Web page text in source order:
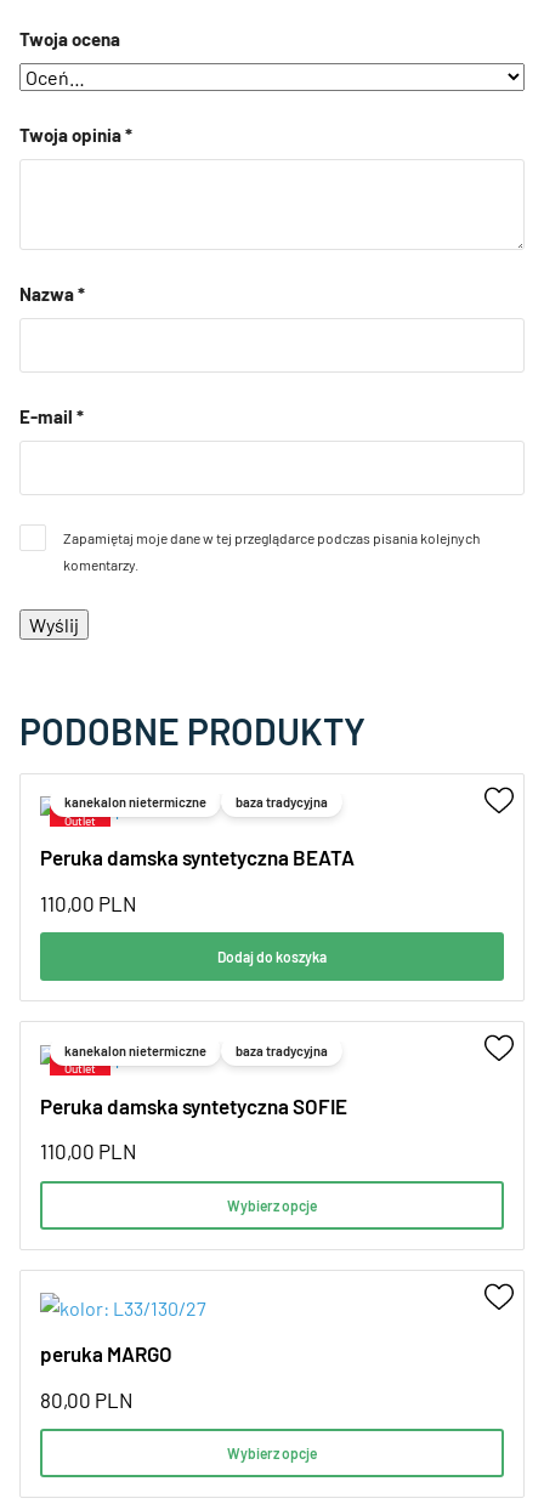
Twoja ocena
Twoja opinia*
Nazwa*
E-mail *
Zapamiętaj moje dane w tej przeglądarce podczas pisania kolejnych
komentarzy.
PODOBNE PRODUKTY
kanekalon nietermiczne baza tradycyjna
Peruka damska syntetyczna BEATA
110,00 PLN
Dodaj do koszyka
kanekalon nietermiczne baza tradycyjna
Peruka damska syntetyczna SOFIE
110,00 PLN
Wybierz opcje
peruka MARGO
80,00 PLN
Wybierz opcje